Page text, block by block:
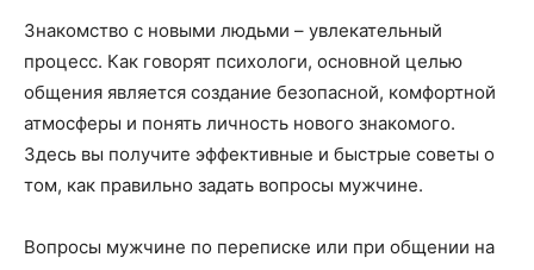
Знакомство с новыми людьми – увлекательный
процесс. Как говорят психологи, основной целью
общения является создание безопасной, комфортной
атмосферы и понять личность нового знакомого.
Здесь вы получите эффективные и быстрые советы о
том, как правильно задать вопросы мужчине.
Вопросы мужчине по переписке или при общении на